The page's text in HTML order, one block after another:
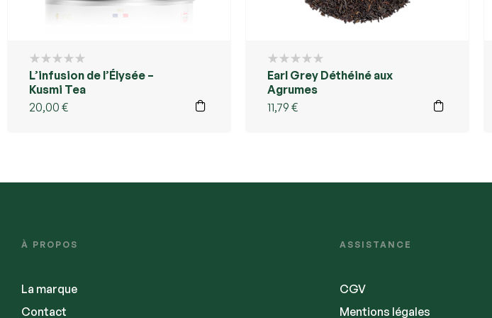
L’infusion de l’Élysée –
Kusmi Tea
20,00 €
Earl Grey Déthéiné aux
Agrumes
11,79 €
À PROPOS
La marque
Contact
ASSISTANCE
CGV
Mentions légales